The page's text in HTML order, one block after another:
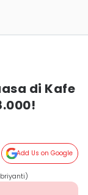
di Kafe
Add Us on Google